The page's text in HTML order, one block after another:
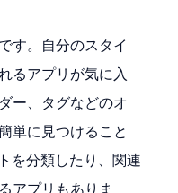
す。自分のスタイ
るアプリが気に入
ー、タグなどのオ
単に見つけること
を分類したり、関連